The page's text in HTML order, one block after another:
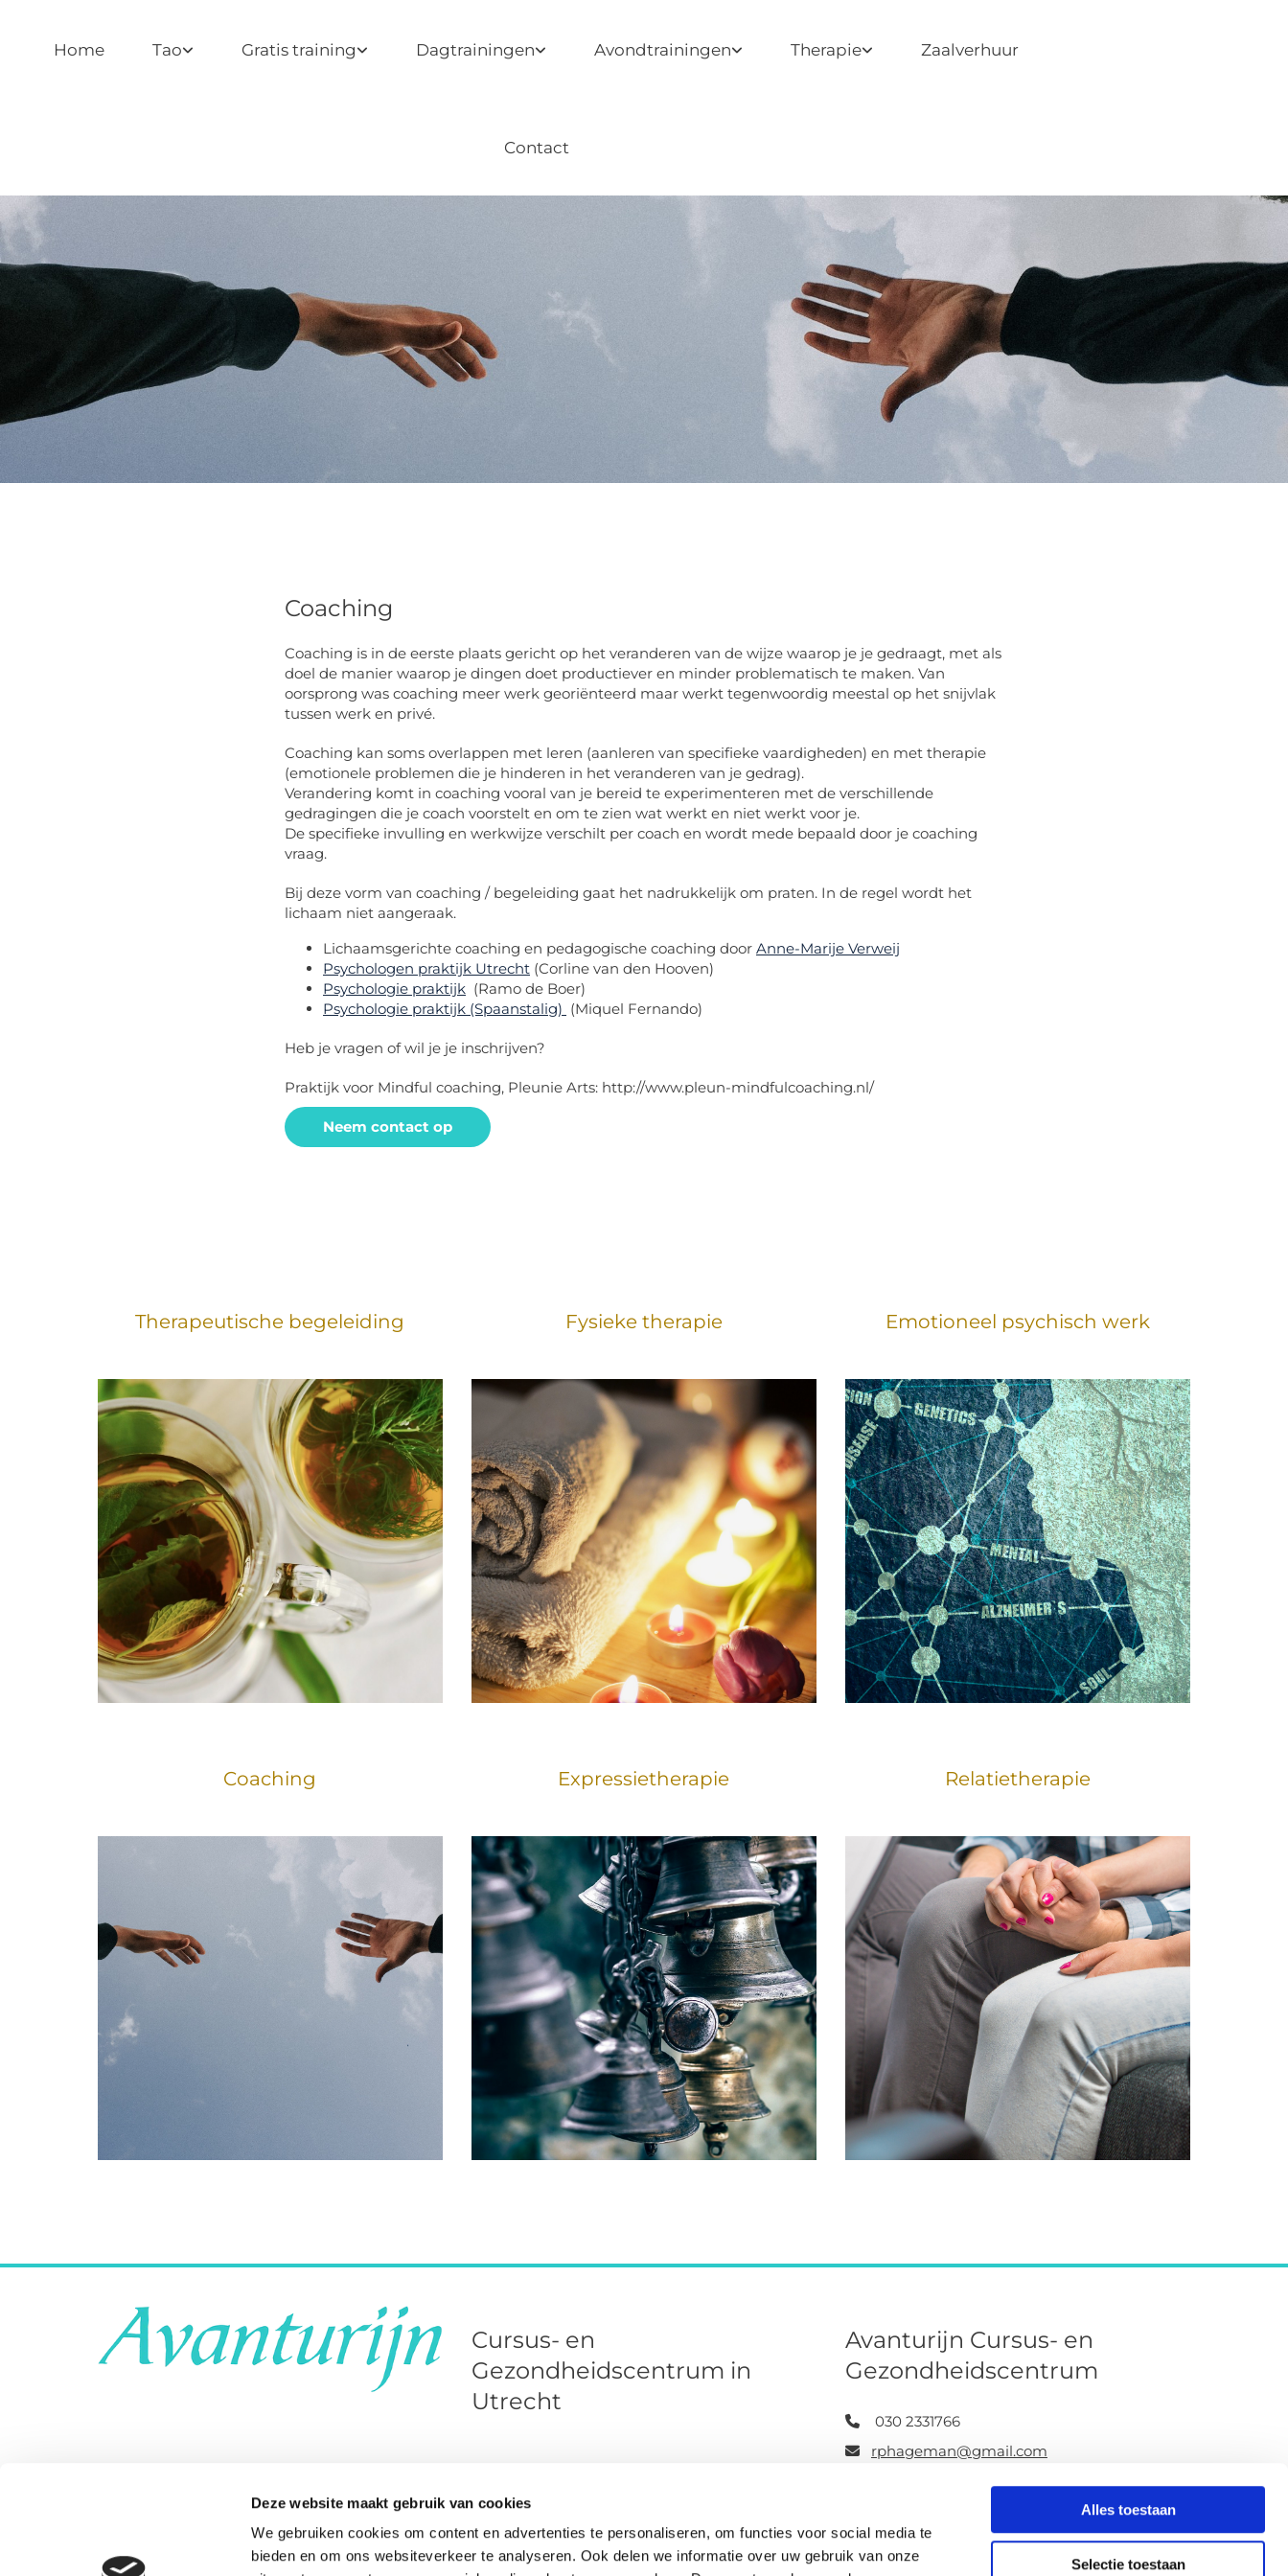
Deze website maakt gebruik van cookies
We gebruiken cookies om content en advertenties te personaliseren, om functies voor social media te
bieden en om ons websiteverkeer te analyseren. Ook delen we informatie over uw gebruik van onze
Alles toestaan
Selectie toestaan
Home Tao Gratis training Dagtrainingen Avondtrainingen Therapie Zaalverhuur
Contact
Coaching
Coaching is in de eerste plaats gericht op het veranderen van de wijze waarop je je gedraagt, met als
doel de manier waarop je dingen doet productiever en minder problematisch te maken. Van
oorsprong was coaching meer werk georiënteerd maar werkt tegenwoordig meestal op het snijvlak
tussen werk en privé.
Coaching kan soms overlappen met leren (aanleren van specifieke vaardigheden) en met therapie
(emotionele problemen die je hinderen in het veranderen van je gedrag).
Verandering komt in coaching vooral van je bereid te experimenteren met de verschillende
gedragingen die je coach voorstelt en om te zien wat werkt en niet werkt voor je.
De specifieke invulling en werkwijze verschilt per coach en wordt mede bepaald door je coaching
vraag.
Bij deze vorm van coaching / begeleiding gaat het nadrukkelijk om praten. In de regel wordt het
lichaam niet aangeraak.
Lichaamsgerichte coaching en pedagogische coaching door Anne-Marije Verweij
Psychologen praktijk Utrecht (Corline van den Hooven)
Psychologie praktijk (Ramo de Boer)
Psychologie praktijk (Spaanstalig) (Miquel Fernando)
Heb je vragen of wil je je inschrijven?
Praktijk voor Mindful coaching, Pleunie Arts: http://www.pleun-mindfulcoaching.nl/
Neem contact op
Therapeutische begeleiding Fysieke therapie Emotioneel psychisch werk
Coaching Expressietherapie Relatietherapie
Cursus- en
Gezondheidscentrum in
Utrecht
Avanturijn Cursus- en
Gezondheidscentrum
030 2331766
 rphageman@gmail.com
Copyright © 2022 Avanturijn Cursus- en Gezondheidscentrum